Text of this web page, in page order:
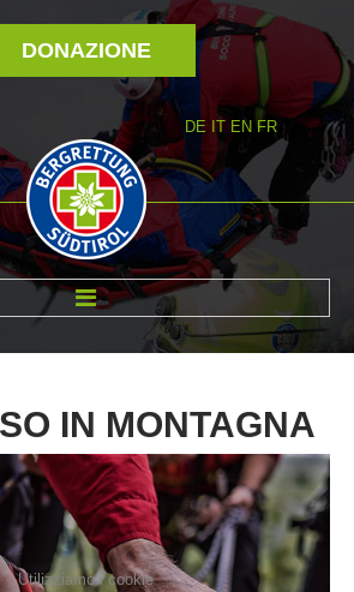
DONAZIONE
DE IT EN FR
IN MONTAGNA
Utilizziamo i cookie